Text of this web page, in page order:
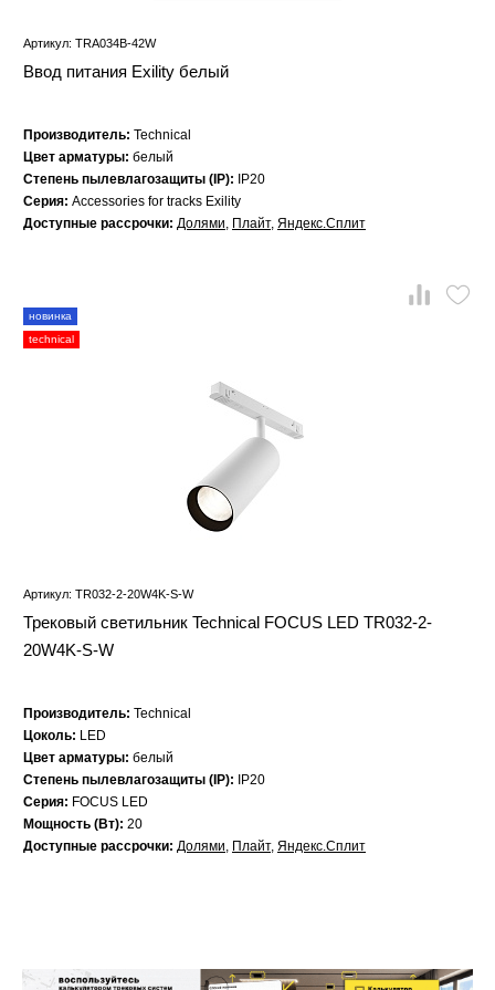
Артикул: TRA034B-42W
Ввод питания Exility белый
Производитель: Technical
Цвет арматуры: белый
Степень пылевлагозащиты (IP):
IP20
Серия: Accessories for tracks Exility
Доступные рассрочки: Долями, Плайт, Яндекс.Сплит
новинка
technical
Артикул: TR032-2-20W4K-S-W
Трековый светильник Technical FOCUS LED TR032-2-
20W4K-S-W
Производитель: Technical
Цоколь: LED
Цвет арматуры: белый
Степень пылевлагозащиты (IP):
IP20
Серия: FOCUS LED
Мощность (Вт): 20
Доступные рассрочки: Долями, Плайт, Яндекс.Сплит